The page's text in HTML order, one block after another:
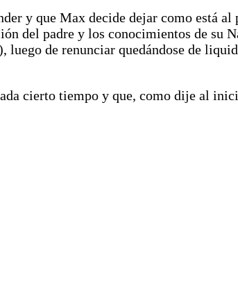
y que Max decide dejar como está al
del padre y los conocimientos de su
de renunciar quedándose de
cierto tiempo y que, como dije al